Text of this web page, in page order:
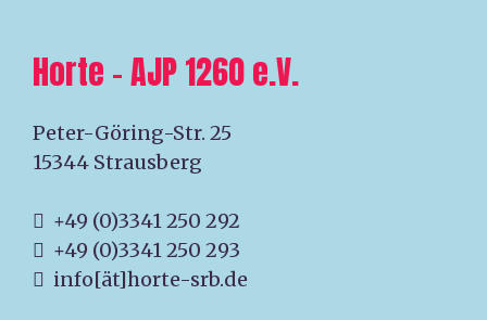
Horte – AJP 1260 e.V.
Peter-Göring-Str. 25
15344 Strausberg
+49 (0)3341 250 292
+49 (0)3341 250 293
info[ät]horte-srb.de